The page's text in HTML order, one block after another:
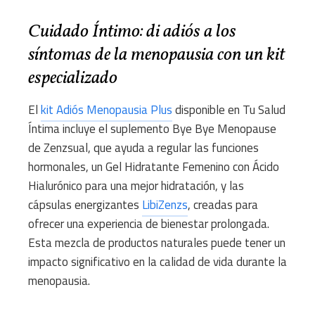
Cuidado Íntimo: di adiós a los
síntomas de la menopausia con un kit
especializado
Elkit Adiós Menopausia Plusdisponible en Tu Salud
Íntima incluye el suplemento Bye Bye Menopause
de Zenzsual, que ayuda a regular las funciones
hormonales, un Gel Hidratante Femenino con Ácido
Hialurónico para una mejor hidratación, y las
cápsulas energizantes LibiZenzs, creadas para
ofrecer una experiencia de bienestar prolongada.
Esta mezcla de productos naturales puede tener un
impacto significativo en la calidad de vida durante la
menopausia.